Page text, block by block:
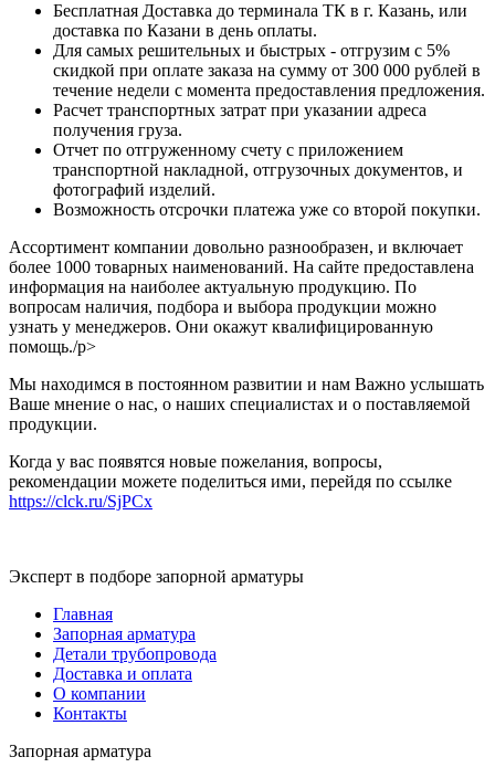
Бесплатная Доставка до терминала ТК в г. Казань, или
доставка по Казани в день оплаты.
Для самых решительных и быстрых - отгрузим с 5%
скидкой при оплате заказа на сумму от 300 000 рублей в
течение недели с момента предоставления предложения.
Расчет транспортных затрат при указании адреса
получения груза.
Отчет по отгруженному счету с приложением
транспортной накладной, отгрузочных документов, и
фотографий изделий.
Возможность отсрочки платежа уже со второй покупки.
Ассортимент компании довольно разнообразен, и включает
более 1000 товарных наименований. На сайте предоставлена
информация на наиболее актуальную продукцию. По
вопросам наличия, подбора и выбора продукции можно
узнать у менеджеров. Они окажут квалифицированную
помощь./p>
Мы находимся в постоянном развитии и нам Важно услышать
Ваше мнение о нас, о наших специалистах и о поставляемой
продукции.
Когда у вас появятся новые пожелания, вопросы,
рекомендации можете поделиться ими, перейдя по ссылке
https://clck.ru/SjPCx
Эксперт в подборе запорной арматуры
Главная
Запорная арматура
Детали трубопровода
Доставка и оплата
О компании
Контакты
Запорная арматура